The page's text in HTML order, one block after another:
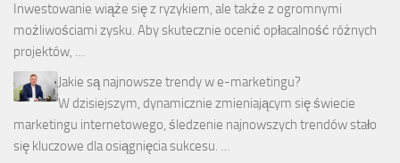
Inwestowanie wiąże się z ryzykiem, ale także z ogromnymi
możliwościami zysku. Aby skutecznie ocenić opłacalność różnych
projektów, …
Jakie są najnowsze trendy w e-marketingu?
W dzisiejszym, dynamicznie zmieniającym się świecie
marketingu internetowego, śledzenie najnowszych trendów stało
się kluczowe dla osiągnięcia sukcesu. …